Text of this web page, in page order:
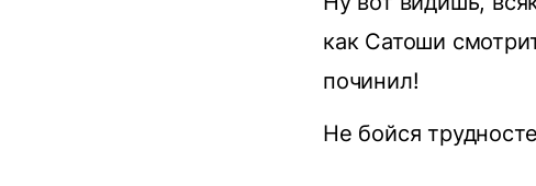
как Сатоши
починил!
Не бойся